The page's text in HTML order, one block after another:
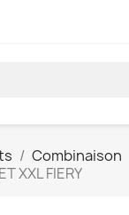
Combinaison
XXL FIERY